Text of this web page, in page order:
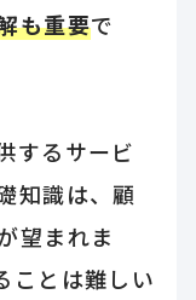
も重要で
するサービ
知識は、顧
望まれま
ことは難しい